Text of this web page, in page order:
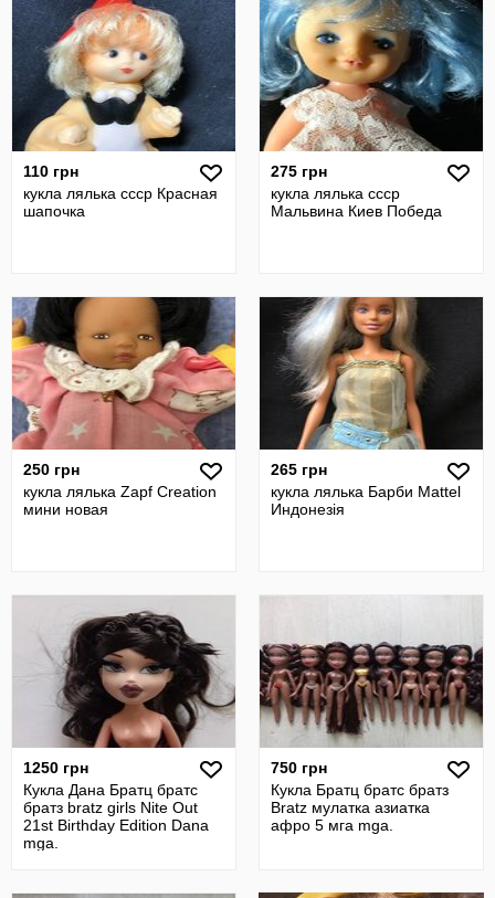
110 грн
кукла лялька ссср Красная
шапочка
275 грн
кукла лялька ссср
Мальвина Киев Победа
250 грн
кукла лялька Zapf Creation
мини новая
265 грн
кукла лялька Барби Mattel
Индонезія
1250 грн
Кукла Дана Братц братс
братз bratz girls Nite Out
21st Birthday Edition Dana
mga.
750 грн
Кукла Братц братс братз
Bratz мулатка азиатка
афро 5 мга mga.